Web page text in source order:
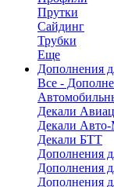
Прутки
Сайдинг
Трубки
Еще
Дополнения
Все -
Декали
Декали
Декали БТТ
Дополнения
Дополнения
Дополнения